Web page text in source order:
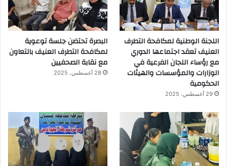
اللجنة الوطنية لمكافحة التطرف
العنيف تعقد اجتماعها الدوري
مع رؤساء اللجان الفرعية في
الوزارات والمؤسسات والهيئات
الحكومية
29 أغسطس، 2025
البصرة تحتضن جلسة توعوية
لمكافحة التطرف العنيف بالتعاون
مع نقابة الصحفيين
28 أغسطس، 2025